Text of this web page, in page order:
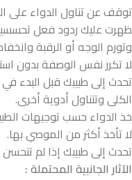
توقف عن تناول الدواء على
ظهرت عليك ردود فعل
وتورم الوجه أو الرقبة
لا تكرر نفس الوصفة بدون
تحدث إلى طبيبك قبل البدء
الكلى وتتناول أدوية أخرى.
خذ الدواء حسب توجيهات
لا تأخذ أكثر من الموصي بها.
تحدث إلى طبيبك إذا لم
الآثار الجانبية المحتملة: